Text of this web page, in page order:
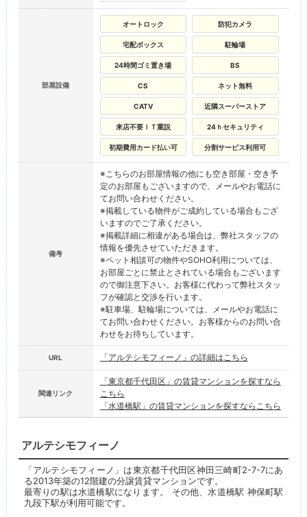
部屋設備
オートロック 防犯カメラ
宅配ボックス 駐輪場
24時間ゴミ置き場 BS
CS ネット無料
CATV 近隣スーパーストア
来店不要ＩＴ重説 24ｈセキュリティ
初期費用カード払い可 分割サービス利用可
備考
※こちらのお部屋情報の他にも空き部屋・空き予
定のお部屋もございますので、メールやお電話に
てお問い合わせください。
※掲載している物件がご成約している場合もござ
いますのでご了承ください。
※掲載詳細に相違がある場合は、弊社スタッフの
情報を優先させていただきます。
※ペット相談可の物件やSOHO利用については、
お部屋ごとに禁止とされている場合もございます
ので御注意下さい。お客様に代わって弊社スタッ
フが確認と交渉を行います。
※駐車場、駐輪場については、メールやお電話に
てお問い合わせください。お客様からのお問い合
わせをお待ちしています。
URL 「アルテシモフィーノ」の詳細はこちら
関連リンク
「東京都千代田区」の賃貸マンションを探すなら
こちら
「水道橋駅」の賃貸マンションを探すならこちら
アルテシモフィーノ
「アルテシモフィーノ」は東京都千代田区神田三崎町2-7-7にあ
る2013年築の12階建の分譲賃貸マンションです。
最寄りの駅は水道橋駅になります。 その他、水道橋駅 神保町駅
九段下駅が利用可能です。